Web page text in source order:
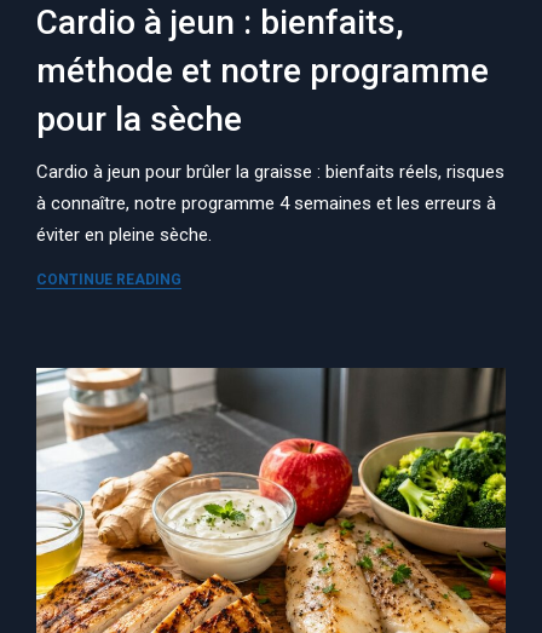
Cardio à jeun : bienfaits,
méthode et notre programme
pour la sèche
Cardio à jeun pour brûler la graisse : bienfaits réels, risques
à connaître, notre programme 4 semaines et les erreurs à
éviter en pleine sèche.
CONTINUE READING